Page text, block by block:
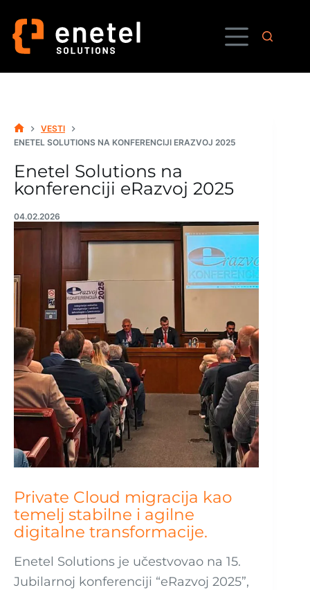
content
HOME
VESTI
ENETEL SOLUTIONS NA KONFERENCIJI ERAZVOJ 2025
Enetel Solutions na
konferenciji eRazvoj 2025
04.02.2026
Private Cloud migracija kao
temelj stabilne i agilne
digitalne transformacije.
Enetel Solutions je učestvovao na 15.
Jubilarnoj konferenciji “eRazvoj 2025”,